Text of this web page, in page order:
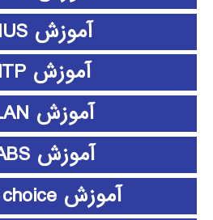
آموزش EDIUS
آموزش EMTP
آموزش ePLAN
آموزش ETABS
آموزش expert choice